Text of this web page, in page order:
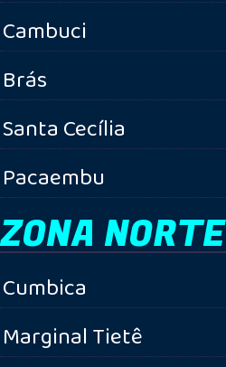
Cambuci
Brás
Santa Cecília
Pacaembu
ZONA NORTE
Cumbica
Marginal Tietê